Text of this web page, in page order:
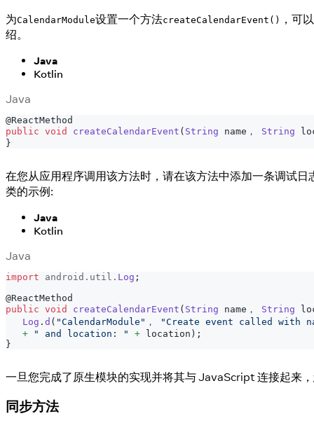
为CalendarModule设置一个方法createCalendarEvent()
，可
绍。
Java
Kotlin
Java
@ReactMethod
public void createCalendarEvent ( String name， String
}
在您从应用程序调用该方法时，请在该方法中添加一条调
类的示例:
Java
Kotlin
Java
import android . util . Log ;
@ReactMethod
public void createCalendarEvent ( String name， String
Log . d ( "CalendarModule" ，
"Create event called with
+
" and location: " + location ) ;
}
一旦您完成了原生模块的实现并将其与 JavaScript 连接起来
同步方法